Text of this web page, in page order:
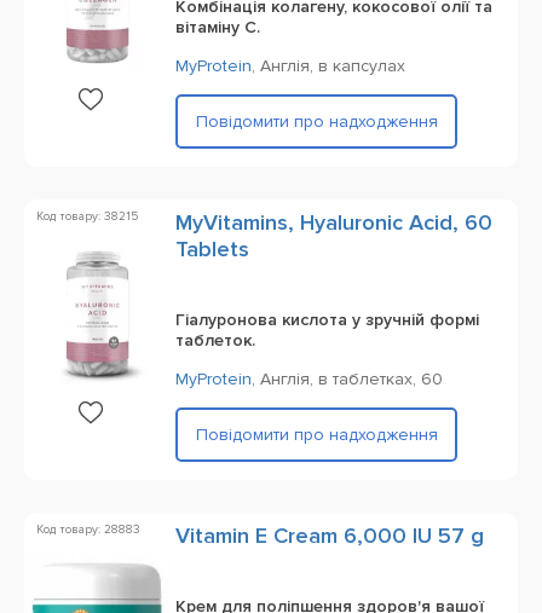
Комбінація колагену, кокосової олії та
вітаміну С.
MyProtein, Англія, в капсулах
Повідомити про надходження
Код товару: 38215
MyVitamins, Hyaluronic Acid, 60
Tablets
Гіалуронова кислота у зручній формі
таблеток.
MyProtein, Англія, в таблетках, 60
Повідомити про надходження
Код товару: 28883 Vitamin E Cream 6,000 IU 57 g
Крем для поліпшення здоров'я вашої